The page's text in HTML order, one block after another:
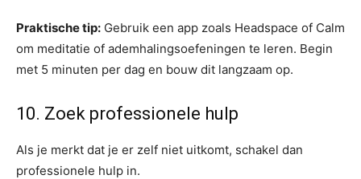
Praktische tip: Gebruik een app zoals Headspace of Calm
om meditatie of ademhalingsoefeningen te leren. Begin
met 5 minuten per dag en bouw dit langzaam op.
10. Zoek professionele hulp
Als je merkt dat je er zelf niet uitkomt, schakel dan
professionele hulp in.